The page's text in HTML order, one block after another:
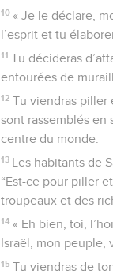
10 « Je le déclare,
l’esprit et tu
11 Tu décideras
entourées de
12 Tu viendras piller
sont rassemblés en
centre du monde.
13 Les habitants de
“Est-ce pour piller
troupeaux et des
14 « Eh bien, toi,
Israël, mon peuple,
15 Tu viendras de